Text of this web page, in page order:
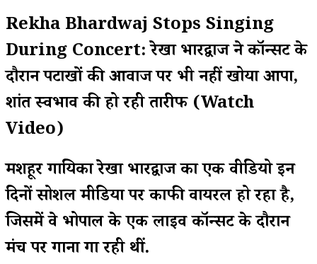
Rekha Bhardwaj Stops Singing
During Concert: रेखा भारद्वाज ने कॉन्सर्ट के
दौरान पटाखों की आवाज पर भी नहीं खोया आपा,
शांत स्वभाव की हो रही तारीफ (Watch
Video)
मशहूर गायिका रेखा भारद्वाज का एक वीडियो इन
दिनों सोशल मीडिया पर काफी वायरल हो रहा है,
जिसमें वे भोपाल के एक लाइव कॉन्सर्ट के दौरान
मंच पर गाना गा रही थीं.